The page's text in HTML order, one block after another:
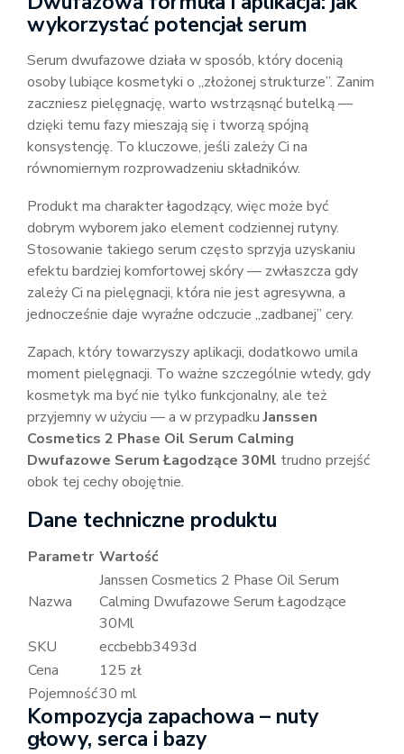
wykorzystać potencjał serum
Serum dwufazowe działa w sposób, który docenią
osoby lubiące kosmetyki o „złożonej strukturze”. Zanim
zaczniesz pielęgnację, warto wstrząsnąć butelką —
dzięki temu fazy mieszają się i tworzą spójną
konsystencję. To kluczowe, jeśli zależy Ci na
równomiernym rozprowadzeniu składników.
Produkt ma charakter łagodzący, więc może być
dobrym wyborem jako element codziennej rutyny.
Stosowanie takiego serum często sprzyja uzyskaniu
efektu bardziej komfortowej skóry — zwłaszcza gdy
zależy Ci na pielęgnacji, która nie jest agresywna, a
jednocześnie daje wyraźne odczucie „zadbanej” cery.
Zapach, który towarzyszy aplikacji, dodatkowo umila
moment pielęgnacji. To ważne szczególnie wtedy, gdy
kosmetyk ma być nie tylko funkcjonalny, ale też
przyjemny w użyciu — a w przypadkuJanssen
Cosmetics 2 Phase Oil Serum Calming
Dwufazowe Serum Łagodzące 30Ml trudno przejść
obok tej cechy obojętnie.
Dane techniczne produktu
Parametr Wartość
Nazwa
Janssen Cosmetics 2 Phase Oil Serum
Calming Dwufazowe Serum Łagodzące
30Ml
SKU
eccbebb3493d
Cena
125 zł
Pojemność30 ml
Kompozycja zapachowa – nuty
głowy, serca i bazy